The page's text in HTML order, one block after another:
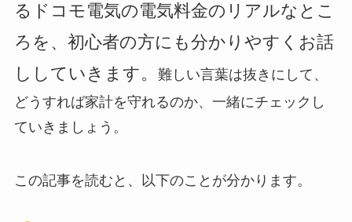
るドコモ電気の電気料金のリアルなとこ
ろを、初心者の方にも分かりやすくお話
ししていきます。
難しい言葉は抜きにして、
どうすれば家計を守れるのか、一緒にチェックし
ていきましょう。
この記事を読むと、以下のことが分かります。